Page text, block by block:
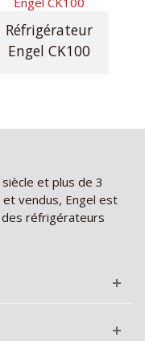
Réfrigérateur
Engel CK100
et plus de 3
vendus, Engel est
des réfrigérateurs